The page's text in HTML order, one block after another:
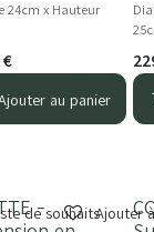
24cm x Hauteur
€
au panier
-
de souhaitsAjouter